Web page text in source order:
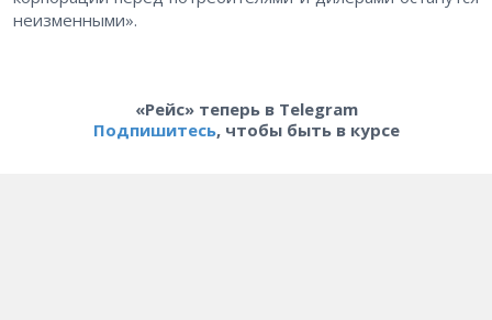
неизменными».
«Рейс» теперь в Telegram
Подпишитесь, чтобы быть в курсе